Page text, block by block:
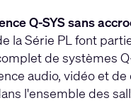
Q-SYS sans
la Série PL font
de systèmes
audio, vidéo et
l'ensemble des